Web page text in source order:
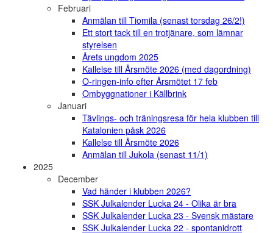
Februari
Anmälan till Tiomila (senast torsdag 26/2!)
Ett stort tack till en trotjänare, som lämnar
styrelsen
Årets ungdom 2025
Kallelse till Årsmöte 2026 (med dagordning)
O-ringen-info efter Årsmötet 17 feb
Ombyggnationer i Källbrink
Januari
Tävlings- och träningsresa för hela klubben till
Katalonien påsk 2026
Kallelse till Årsmöte 2026
Anmälan till Jukola (senast 11/1)
2025
December
Vad händer i klubben 2026?
SSK Julkalender Lucka 24 - Olika är bra
SSK Julkalender Lucka 23 - Svensk mästare
SSK Julkalender Lucka 22 - spontanidrott